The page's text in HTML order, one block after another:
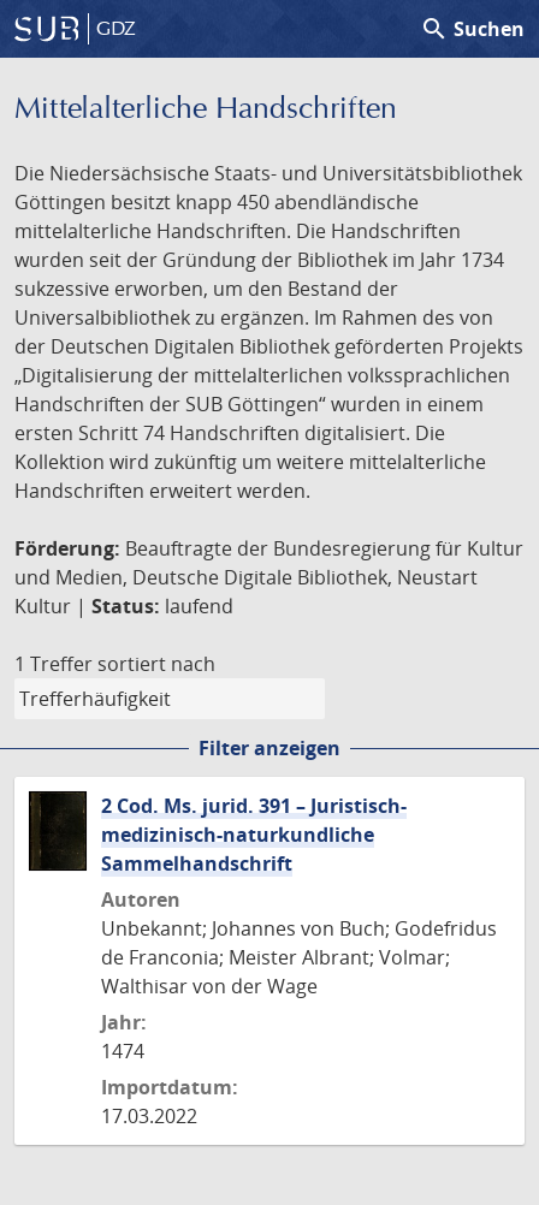
GDZ search Suchen
Mittelalterliche Handschriften
Die Niedersächsische Staats- und Universitätsbibliothek
Göttingen besitzt knapp 450 abendländische
mittelalterliche Handschriften. Die Handschriften
wurden seit der Gründung der Bibliothek im Jahr 1734
sukzessive erworben, um den Bestand der
Universalbibliothek zu ergänzen. Im Rahmen des von
der Deutschen Digitalen Bibliothek geförderten Projekts
„Digitalisierung der mittelalterlichen volkssprachlichen
Handschriften der SUB Göttingen“ wurden in einem
ersten Schritt 74 Handschriften digitalisiert. Die
Kollektion wird zukünftig um weitere mittelalterliche
Handschriften erweitert werden.
Förderung: Beauftragte der Bundesregierung für Kultur
und Medien, Deutsche Digitale Bibliothek, Neustart
Kultur | Status: laufend
1 Treffer sortiert nach
Filter anzeigen
2 Cod. Ms. jurid. 391 – Juristisch-
medizinisch-naturkundliche
Sammelhandschrift
Autoren
Unbekannt; Johannes von Buch; Godefridus
de Franconia; Meister Albrant; Volmar;
Walthisar von der Wage
Jahr:
1474
Importdatum:
17.03.2022